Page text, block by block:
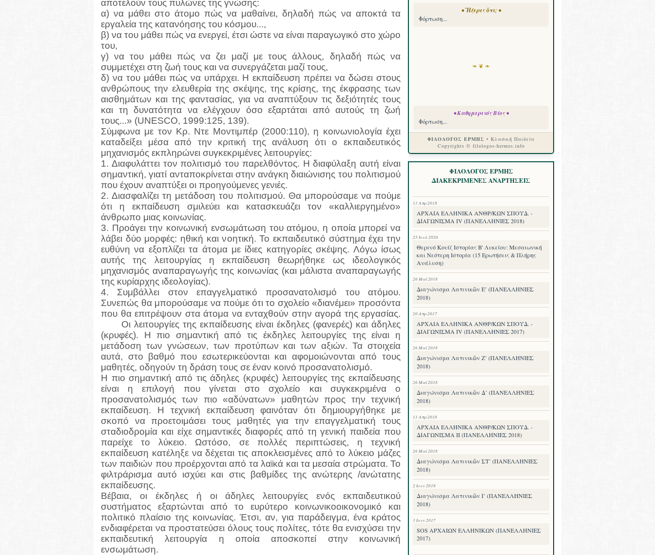
αποτελούν τους πυλώνες της γνώσης:
α) να μάθει στο άτομο πώς να μαθαίνει, δηλαδή πώς να αποκτά τα
εργαλεία της κατανόησης του κόσμου...,
β) να του μάθει πώς να ενεργεί, έτσι ώστε να είναι παραγωγικό στο χώρο
του,
γ) να του μάθει πώς να ζει μαζί με τους άλλους, δηλαδή πώς να
συμμετέχει στη ζωή τους και να συνεργάζεται μαζί τους,
δ) να του μάθει πώς να υπάρχει. Η εκπαίδευση πρέπει να δώσει στους
ανθρώπους την ελευθερία της σκέψης, της κρίσης, της έκφρασης των
αισθημάτων και της φαντασίας, για να αναπτύξουν τις δεξιότητές τους
και τη δυνατότητα να ελέγχουν όσο εξαρτάται από αυτούς τη ζωή
τους...» (UNESCO, 1999:125, 139).
Σύμφωνα με τον Κρ. Ντε Μοντιμπέρ (2000:110), η κοινωνιολογία έχει
καταδείξει μέσα από την κριτική της ανάλυση ότι ο εκπαιδευτικός
μηχανισμός εκπληρώνει συγκεκριμένες λειτουργίες:
1. Διαφυλάττει τον πολιτισμό του παρελθόντος. Η διαφύλαξη αυτή είναι
σημαντική, γιατί ανταποκρίνεται στην ανάγκη διαιώνισης του πολιτισμού
που έχουν αναπτύξει οι προηγούμενες γενιές.
2. Διασφαλίζει τη μετάδοση του πολιτισμού. Θα μπορούσαμε να πούμε
ότι η εκπαίδευση σμιλεύει και κατασκευάζει τον «καλλιεργημένο»
άνθρωπο μιας κοινωνίας.
3. Προάγει την κοινωνική ενσωμάτωση του ατόμου, η οποία μπορεί να
λάβει δύο μορφές: ηθική και νοητική. Το εκπαιδευτικό σύστημα έχει την
ευθύνη να εξοπλίζει τα άτομα με ίδιες κατηγορίες σκέψης. Λόγω ίσως
αυτής της λειτουργίας η εκπαίδευση θεωρήθηκε ως ιδεολογικός
μηχανισμός αναπαραγωγής της κοινωνίας (και μάλιστα αναπαραγωγής
της κυρίαρχης ιδεολογίας).
4. Συμβάλλει στον επαγγελματικό προσανατολισμό του ατόμου.
Συνεπώς θα μπορούσαμε να πούμε ότι το σχολείο «διανέμει» προσόντα
που θα επιτρέψουν στα άτομα να ενταχθούν στην αγορά της εργασίας.
Οι λειτουργίες της εκπαίδευσης είναι έκδηλες (φανερές) και άδηλες
(κρυφές). Η πιο σημαντική από τις έκδηλες λειτουργίες της είναι η
μετάδοση των γνώσεων, των προτύπων και των αξιών. Τα στοιχεία
αυτά, στο βαθμό που εσωτερικεύονται και αφομοιώνονται από τους
μαθητές, οδηγούν τη δράση τους σε έναν κοινό προσανατολισμό.
Η πιο σημαντική από τις άδηλες (κρυφές) λειτουργίες της εκπαίδευσης
είναι η επιλογή που γίνεται στο σχολείο και συγκεκριμένα ο
προσανατολισμός των πιο «αδύνατων» μαθητών προς την τεχνική
εκπαίδευση. Η τεχνική εκπαίδευση φαινόταν ότι δημιουργήθηκε με
σκοπό να προετοιμάσει τους μαθητές για την επαγγελματική τους
σταδιοδρομία και είχε σημαντικές διαφορές από τη γενική παιδεία που
παρείχε το λύκειο. Ωστόσο, σε πολλές περιπτώσεις, η τεχνική
εκπαίδευση κατέληξε να δέχεται τις αποκλεισμένες από το λύκειο μάζες
των παιδιών που προέρχονται από τα λαϊκά και τα μεσαία στρώματα. Το
φιλτράρισμα αυτό ισχύει και στις βαθμίδες της ανώτερης /ανώτατης
εκπαίδευσης.
Βέβαια, οι έκδηλες ή οι άδηλες λειτουργίες ενός εκπαιδευτικού
συστήματος εξαρτώνται από το ευρύτερο κοινωνικοοικονομικό και
πολιτικό πλαίσιο της κοινωνίας. Έτσι, αν, για παράδειγμα, ένα κράτος
ενδιαφέρεται να προστατεύσει όλους τους πολίτες, τότε θα ενισχύσει την
εκπαιδευτική λειτουργία η οποία αποσκοπεί στην κοινωνική
ενσωμάτωση.
• Ἤξερες ὅτι; •
Φόρτωση...
❧ ❦ ❧
• Καθημερινός Βίος •
Φόρτωση...
ΦΙΛΟΛΟΓΟΣ ΕΡΜΗΣ • Κλασική Παιδεία
Copyrights © filologos-hermes.info
ΦΙΛΟΛΟΓΟΣ ΕΡΜΗΣ
ΔΙΑΚΕΚΡΙΜΕΝΕΣ ΑΝΑΡΤΗΣΕΙΣ
13 Απρ 2018
ΑΡΧΑΙΑ ΕΛΛΗΝΙΚΑ ΑΝΘΡ/ΚΩΝ ΣΠΟΥΔ. -
ΔΙΑΓΩΝΙΣΜΑ IV (ΠΑΝΕΛΛΗΝΙΕΣ 2018)
25 Ιουλ 2026
Θερινό Κουίζ Ιστορίας Β' Λυκείου: Μεσαιωνική
και Νεότερη Ιστορία (15 Ερωτήσεις & Πλήρης
Ανάλυση)
26 Μαΐ 2018
Διαγώνισμα Λατινικῶν Ε’ (ΠΑΝΕΛΛΗΝΙΕΣ
2018)
20 Απρ 2017
ΑΡΧΑΙΑ ΕΛΛΗΝΙΚΑ ΑΝΘΡ/ΚΩΝ ΣΠΟΥΔ. -
ΔΙΑΓΩΝΙΣΜΑ IV (ΠΑΝΕΛΛΗΝΙΕΣ 2017)
26 Μαΐ 2018
Διαγώνισμα Λατινικῶν Ζ’ (ΠΑΝΕΛΛΗΝΙΕΣ
2018)
26 Μαΐ 2018
Διαγώνισμα Λατινικῶν Δ’ (ΠΑΝΕΛΛΗΝΙΕΣ
2018)
11 Απρ 2018
ΑΡΧΑΙΑ ΕΛΛΗΝΙΚΑ ΑΝΘΡ/ΚΩΝ ΣΠΟΥΔ. -
ΔΙΑΓΩΝΙΣΜΑ II (ΠΑΝΕΛΛΗΝΙΕΣ 2018)
26 Μαΐ 2018
Διαγώνισμα Λατινικῶν ΣΤ’ (ΠΑΝΕΛΛΗΝΙΕΣ
2018)
2 Ιουν 2018
Διαγώνισμα Λατινικῶν Ι’ (ΠΑΝΕΛΛΗΝΙΕΣ
2018)
3 Ιουν 2017
SOS ΑΡΧΑΙΩΝ ΕΛΛΗΝΙΚΩΝ (ΠΑΝΕΛΛΗΝΙΕΣ
2017)